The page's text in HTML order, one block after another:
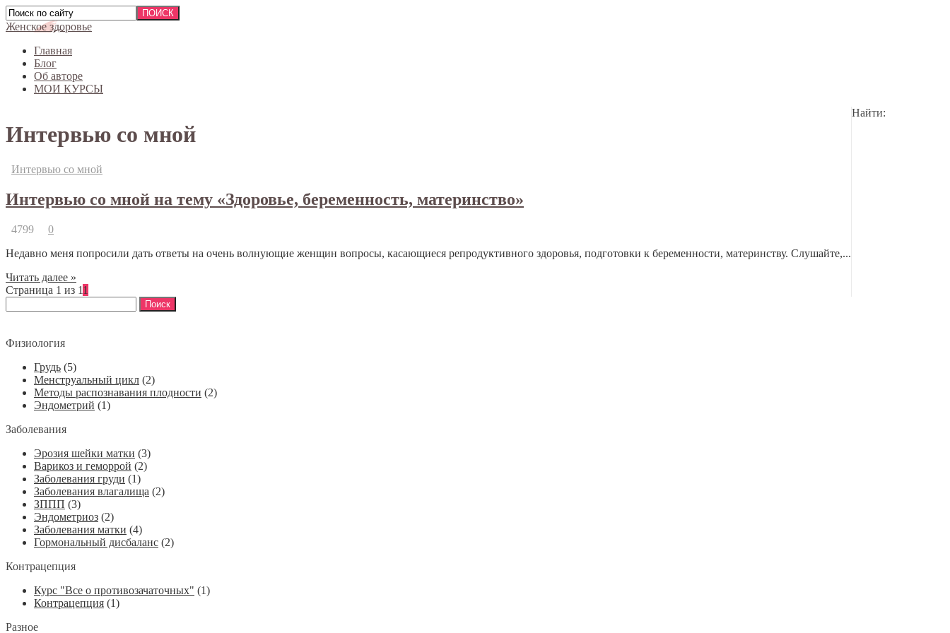
Женское здоровье
Главная
Блог
Об авторе
МОИ КУРСЫ
Интервью со мной
Интервью со мной
Интервью со мной на тему «Здоровье, беременность, материнство»
4799 0
Недавно меня попросили дать ответы на очень волнующие женщин вопросы, касающиеся репродуктивного здоровья, подготовки к беременности, материнству. Слушайте,...
Читать далее »
Страница 1 из 11
Найти:
Физиология
Грудь (5)
Менструальный цикл (2)
Методы распознавания плодности (2)
Эндометрий (1)
Заболевания
Эрозия шейки матки (3)
Варикоз и геморрой (2)
Заболевания груди (1)
Заболевания влагалища (2)
ЗППП (3)
Эндометриоз (2)
Заболевания матки (4)
Гормональный дисбаланс (2)
Контрацепция
Курс "Все о противозачаточных" (1)
Контрацепция (1)
Разное